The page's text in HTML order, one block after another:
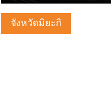
จังหวัดมิยะกิ